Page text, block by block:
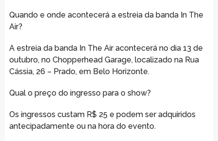
Quando e onde acontecerá a estreia da banda In The
Air?
A estreia da banda In The Air acontecerá no dia 13 de
outubro, no Chopperhead Garage, localizado na Rua
Cássia, 26 – Prado, em Belo Horizonte.
Qual o preço do ingresso para o show?
Os ingressos custam R$ 25 e podem ser adquiridos
antecipadamente ou na hora do evento.